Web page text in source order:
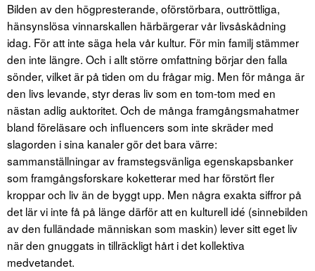
Bilden av den högpresterande, oförstörbara, outtröttliga,
hänsynslösa vinnarskallen härbärgerar vår livsåskådning
idag. För att inte säga hela vår kultur. För min familj stämmer
den inte längre. Och i allt större omfattning börjar den falla
sönder, vilket är på tiden om du frågar mig. Men för många är
den livs levande, styr deras liv som en tom-tom med en
nästan adlig auktoritet. Och de många framgångsmahatmer
bland föreläsare och influencers som inte skräder med
slagorden i sina kanaler gör det bara värre:
sammanställningar av framstegsvänliga egenskapsbanker
som framgångsforskare koketterar med har förstört fler
kroppar och liv än de byggt upp. Men några exakta siffror på
det lär vi inte få på länge därför att en kulturell idé (sinnebilden
av den fulländade människan som maskin) lever sitt eget liv
när den gnuggats in tillräckligt hårt i det kollektiva
medvetandet.